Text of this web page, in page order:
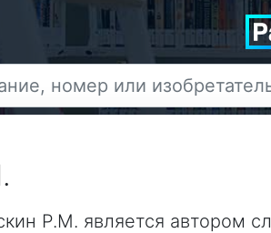
Р.М. является автором